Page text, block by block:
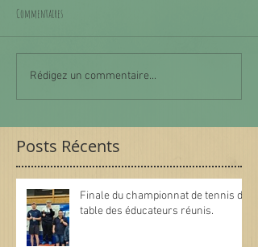
Commentaires
Rédigez un commentaire...
Posts Récents
Finale du championnat de tennis de
table des éducateurs réunis.